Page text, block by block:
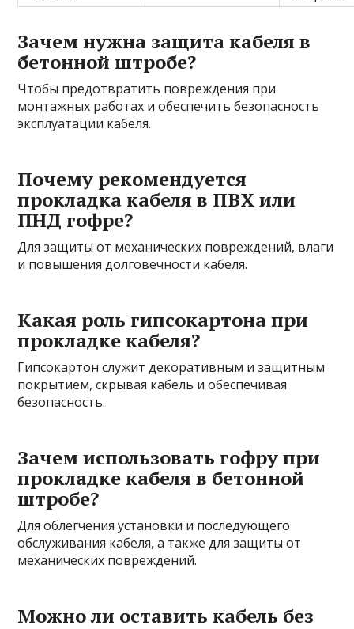
Зачем нужна защита кабеля в
бетонной штробе?
Чтобы предотвратить повреждения при
монтажных работах и обеспечить безопасность
эксплуатации кабеля.
Почему рекомендуется
прокладка кабеля в ПВХ или
ПНД гофре?
Для защиты от механических повреждений, влаги
и повышения долговечности кабеля.
Какая роль гипсокартона при
прокладке кабеля?
Гипсокартон служит декоративным и защитным
покрытием, скрывая кабель и обеспечивая
безопасность.
Зачем использовать гофру при
прокладке кабеля в бетонной
штробе?
Для облегчения установки и последующего
обслуживания кабеля, а также для защиты от
механических повреждений.
Можно ли оставить кабель без